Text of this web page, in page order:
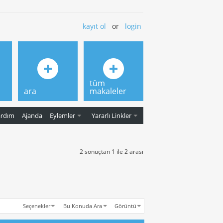
kayıt ol or login
Ajanda Eylemler Yararlı Linkler
ara
tüm
makaleler
2 sonuçtan 1 ile 2 arası
Seçenekler Bu Konuda Ara Görüntü